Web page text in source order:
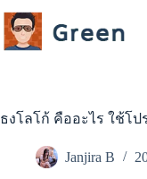
to
content
ธงโลโก้ คืออะไร ใช้โป
Janjira B